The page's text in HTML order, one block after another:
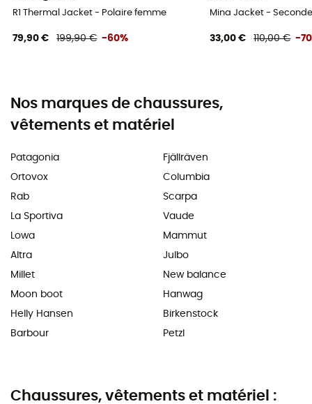
R1 Thermal Jacket - Polaire femme
79,90 € 199,90 € -60%
Mina Jacket -
33,00 € 110,00 € -
Nos marques de chaussures,
vêtements et matériel
Patagonia
Ortovox
Rab
La Sportiva
Lowa
Altra
Millet
Moon boot
Helly Hansen
Barbour
Fjällräven
Columbia
Scarpa
Vaude
Mammut
Julbo
New balance
Hanwag
Birkenstock
Petzl
Chaussures, vêtements et matériel :